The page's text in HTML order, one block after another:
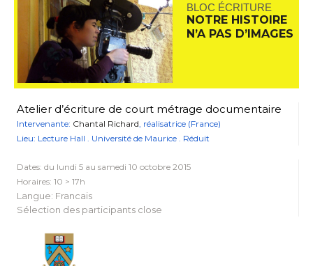
BLOC ÉCRITURE
NOTRE HISTOIRE
N’A PAS D’IMAGES
Atelier d’écriture de court métrage documentaire
Intervenante: Chantal Richard , réalisatrice (France)
Lieu: Lecture Hall . Université de Maurice . Réduit
Dates: du lundi 5 au samedi 10 octobre 2015
Horaires: 10 > 17h
Langue: Francais
Sélection des participants close